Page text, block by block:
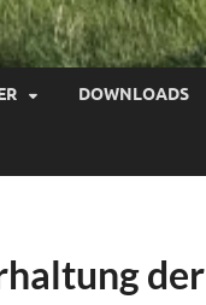
DOWNLOADS
der